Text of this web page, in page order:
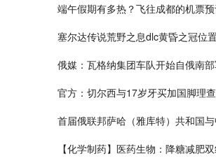
端午假期有多热？飞往成都的机票
塞尔达传说荒野之息dlc黄昏之冠位
俄媒：瓦格纳集团车队开始自俄南
官方：切尔西与17岁牙买加国脚理
首届俄联邦萨哈（雅库特）共和国
【化学制药】医药生物：降糖减肥